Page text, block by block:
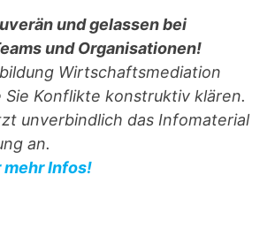
und gelassen bei
und Organisationen!
Wirtschaftsmediation
Sie Konflikte konstruktiv klären.
unverbindlich das Infomaterial
an.
mehr Infos!